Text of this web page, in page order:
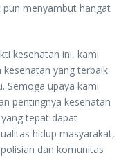
menyambut hangat
kesehatan ini, kami
yang terbaik
Semoga upaya kami
pentingnya kesehatan
tepat dapat
hidup masyarakat,
dan komunitas